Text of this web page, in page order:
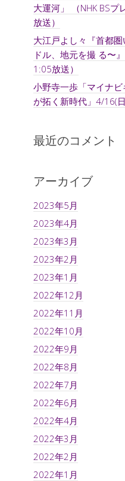
大運河」 （NHK BS
放送）
大江戸よし々『首都
ドル、地元を撮 る〜
1:05放送）
小野寺一歩「マイナ
が拓く新時代」4/16(
最近のコメント
アーカイブ
2023年5月
2023年4月
2023年3月
2023年2月
2023年1月
2022年12月
2022年11月
2022年10月
2022年9月
2022年8月
2022年7月
2022年6月
2022年4月
2022年3月
2022年2月
2022年1月